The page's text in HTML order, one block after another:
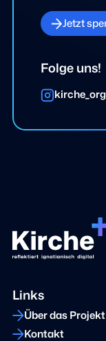
Jetzt
Folge uns!
kirche_org
Links
Über das Projekt
Kontakt